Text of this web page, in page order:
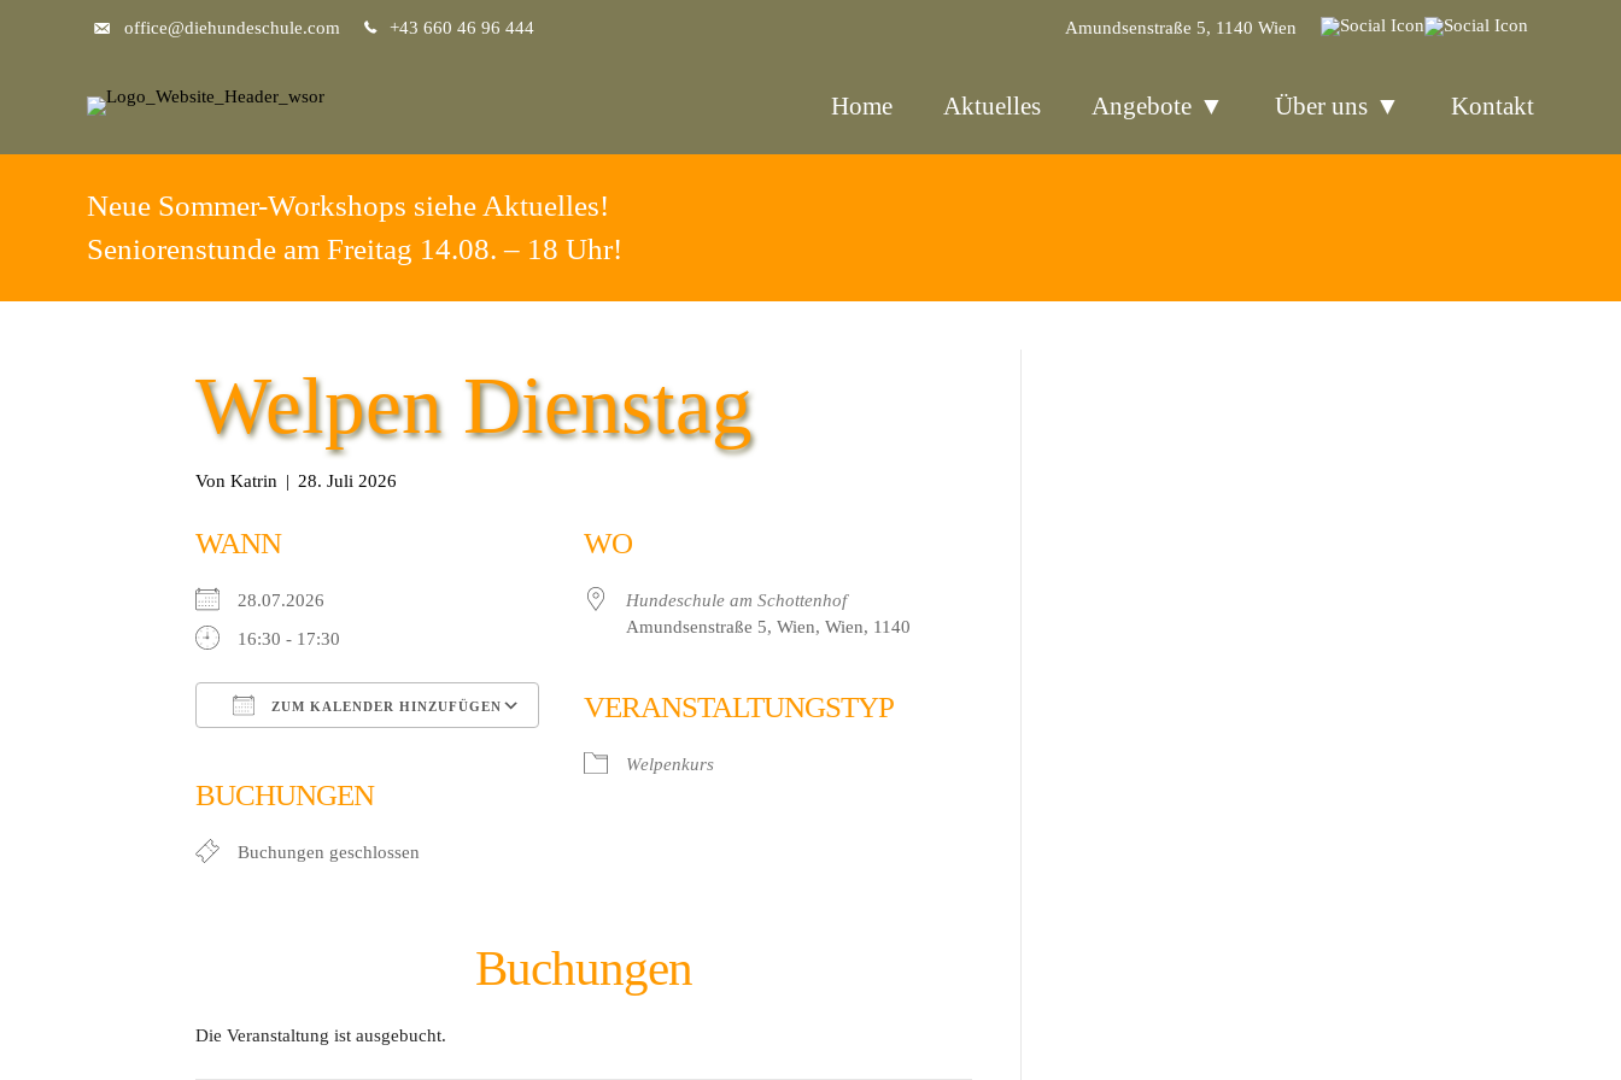
office@diehundeschule.com +43 660 46 96 444 Amundsenstraße 5, 1140 Wien
Home Aktuelles Angebote Über uns Kontakt
Neue Sommer-Workshops siehe Aktuelles!
Seniorenstunde am Freitag 14.08. – 18 Uhr!
Welpen Dienstag
Von Katrin | 28. Juli 2026
WANN
28.07.2026
16:30 - 17:30
ZUM KALENDER HINZUFÜGEN
BUCHUNGEN
Buchungen geschlossen
WO
Hundeschule am Schottenhof
Amundsenstraße 5, Wien, Wien, 1140
VERANSTALTUNGSTYP
Welpenkurs
Buchungen
Die Veranstaltung ist ausgebucht.